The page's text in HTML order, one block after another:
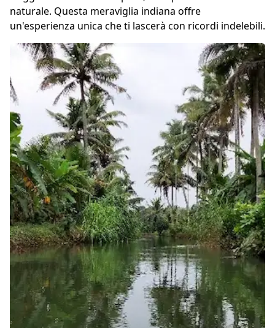
naturale. Questa meraviglia indiana offre
un'esperienza unica che ti lascerà con ricordi indelebili.